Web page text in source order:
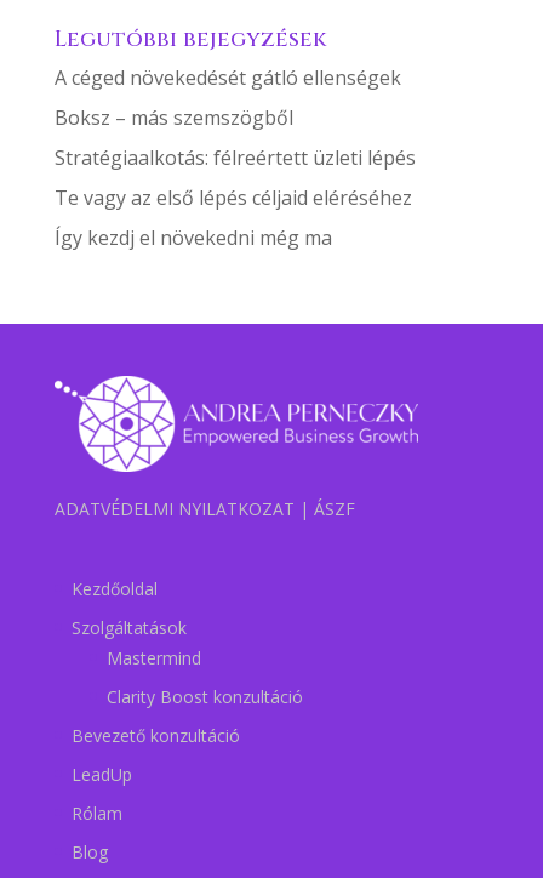
Legutóbbi bejegyzések
A céged növekedését gátló ellenségek
Boksz – más szemszögből
Stratégiaalkotás: félreértett üzleti lépés
Te vagy az első lépés céljaid eléréséhez
Így kezdj el növekedni még ma
ADATVÉDELMI NYILATKOZAT | ÁSZF
Kezdőoldal
Szolgáltatások
Mastermind
Clarity Boost konzultáció
Bevezető konzultáció
LeadUp
Rólam
Blog